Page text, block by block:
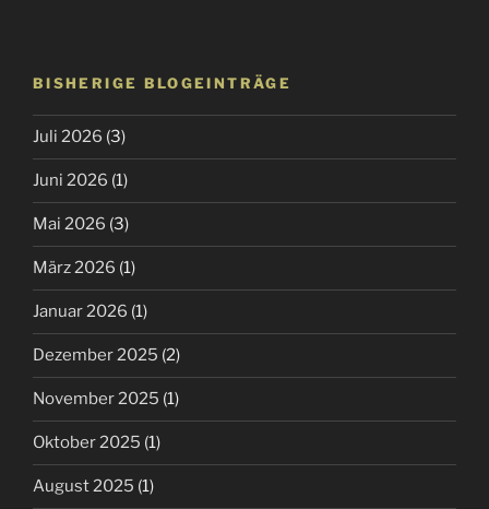
BISHERIGE BLOGEINTRÄGE
Juli 2026 (3)
Juni 2026 (1)
Mai 2026 (3)
März 2026 (1)
Januar 2026 (1)
Dezember 2025 (2)
November 2025 (1)
Oktober 2025 (1)
August 2025 (1)